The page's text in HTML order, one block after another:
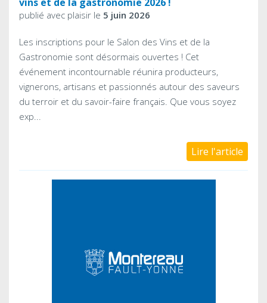
publié avec plaisir le 5 juin 2026
Les inscriptions pour le Salon des Vins et de la
Gastronomie sont désormais ouvertes ! Cet
événement incontournable réunira producteurs,
vignerons, artisans et passionnés autour des saveurs
du terroir et du savoir-faire français. Que vous soyez
exp...
Lire l'article